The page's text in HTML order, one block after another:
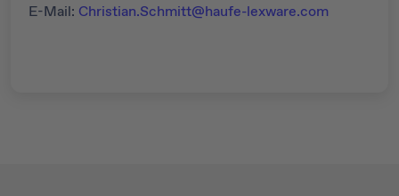
E-Mail: Christian.Schmitt@haufe-lexware.com